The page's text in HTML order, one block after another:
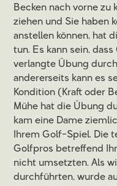
Becken nach vorne zu
ziehen und Sie haben
anstellen können, hat
tun. Es kann sein,
verlangte Übung
andererseits kann es
Kondition (Kraft oder
Mühe hat die Übung
kam eine Dame
Ihrem Golf-Spiel. Die
Golfpros betreffend
nicht umsetzten. Als
durchführten, wurde